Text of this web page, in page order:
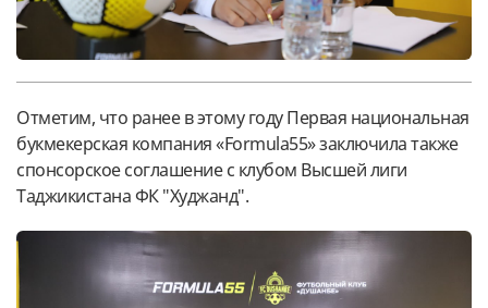
Отметим, что ранее в этому году Первая национальная
букмекерская компания «Formula55» заключила также
спонсорское соглашение с клубом Высшей лиги
Таджикистана ФК "Худжанд".